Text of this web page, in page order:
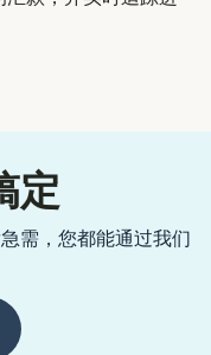
定
需，您都能通过我们